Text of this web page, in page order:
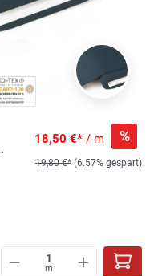
18,50 €* / m %
19,80 €* (6.57% gespart)
m